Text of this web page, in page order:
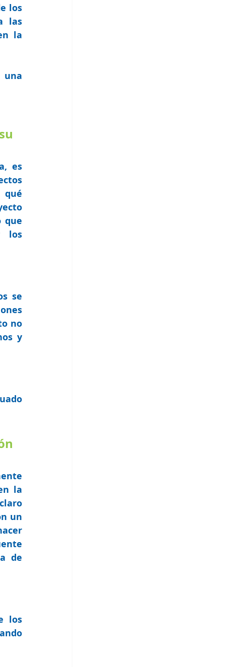
los
las
la
una
es
que
los
se
no
y
la
un
de
los